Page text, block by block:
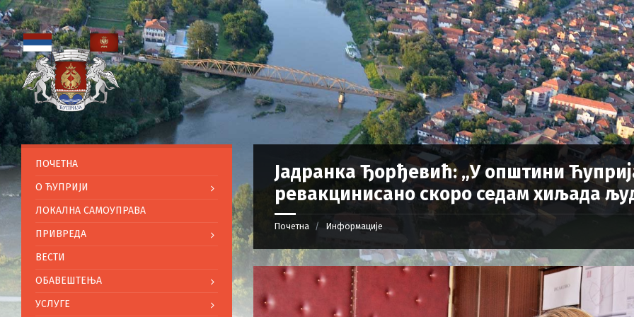
Јадранка Ђорђевић: „У општини
ревакцинисано скоро седам хиљада
Почетна Информације
ПОЧЕТНА
O ЋУПРИЈИ
ЛОКАЛНА САМОУПРАВА
ПРИВРЕДА
ВЕСТИ
ОБАВЕШТЕЊА
УСЛУГЕ